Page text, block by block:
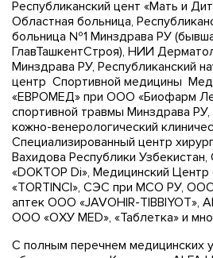
Республиканский цент «Мать и
Областная больница,
больница №1 Минздрава РУ
ГлавТашкентСтроя), НИИ
Минздрава РУ, Республиканский
центр Спортивной медицины
«ЕВРОМЕД» при ООО «Биофарм
спортивной травмы Минздрава РУ,
кожно-венерологический
Специализированный центр
Вахидова Республики
«DOKTOP Di», Медицинский
«TORTINCI», СЭС при МСО РУ,
аптек ООО «JAVOHIR-TIBBIYOT»,
ООО «ОХУ MED», «Таблетка» и
С полным перечнем медицинских